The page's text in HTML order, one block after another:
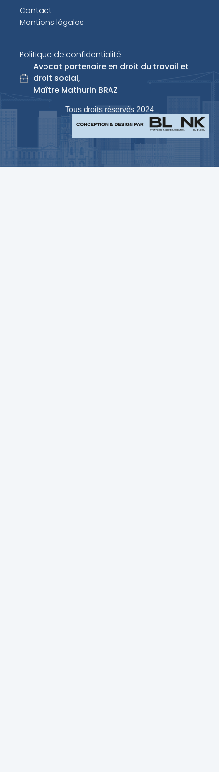
Contact
Mentions légales
Politique de confidentialité
Avocat partenaire en droit du travail et
droit social,
Maître Mathurin BRAZ
Tous droits réservés 2024